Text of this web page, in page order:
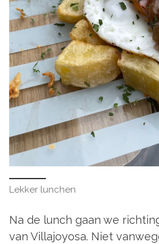
Lekker lunchen
Na de lunch gaan we
van Villajoyosa. Niet